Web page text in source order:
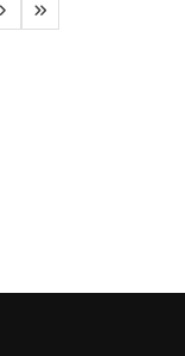
다음페이지마지막으로